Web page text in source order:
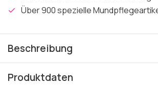
Über 900 spezielle
Beschreibung
Produktdaten